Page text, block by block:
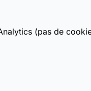
(pas de